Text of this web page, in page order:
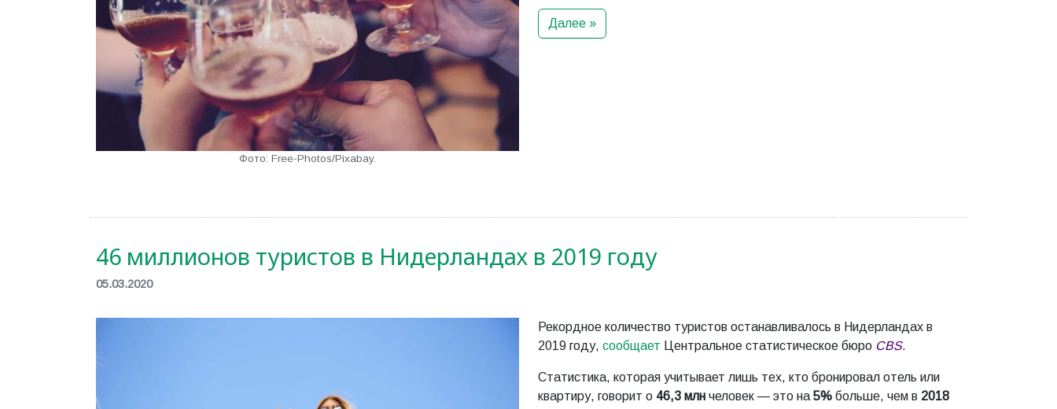
Фото: Free-Photos/Pixabay.
Далее »
46 миллионов туристов в Нидерландах в 2019 году
05.03.2020
Рекордное количество туристов останавливалось в Нидерландах в
2019 году, сообщает Центральное статистическое бюро CBS.
Статистика, которая учитывает лишь тех, кто бронировал отель или
квартиру, говорит о 46,3 млн человек — это на 5% больше, чем в 2018